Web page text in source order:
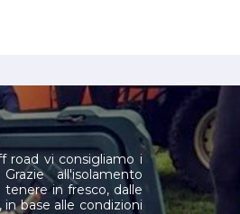
road vi consigliamo i
all'isolamento
in fresco, dalle
base alle condizioni